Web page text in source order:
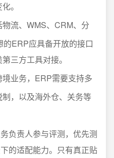
。
物流、WMS、CRM、分
ERP应具备开放的接口
三方工具对接。
境业务，ERP需要支持多
，以及海外仓、关务等
负责人参与评测，优先测
的适配能力。只有真正贴